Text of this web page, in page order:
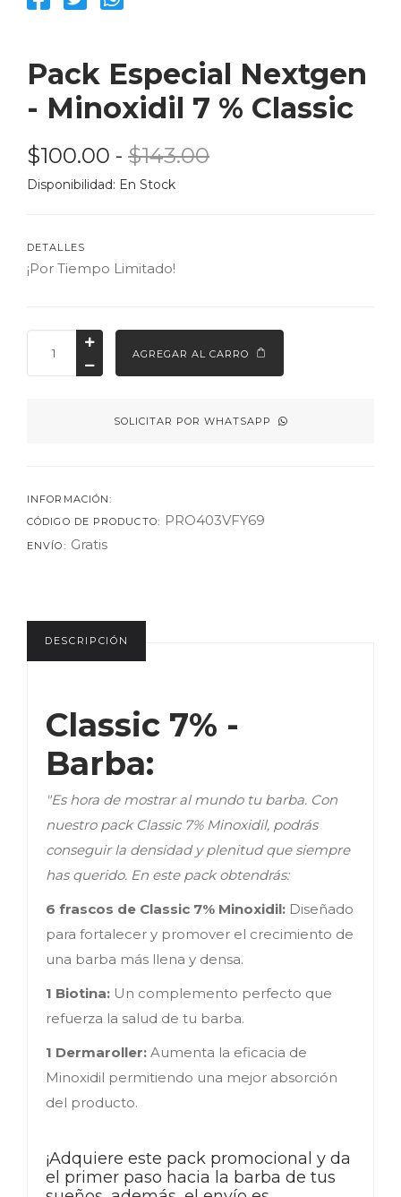
Pack Especial Nextgen
- Minoxidil 7 % Classic
$100.00 - $143.00
Disponibilidad: En Stock
DETALLES
¡Por Tiempo Limitado!
AGREGAR AL CARRO
SOLICITAR POR WHATSAPP
INFORMACIÓN:
CÓDIGO DE PRODUCTO: PRO403VFY69
ENVÍO: Gratis
DESCRIPCIÓN
Classic 7% -
"Es hora de mostrar al mundo tu barba. Con
nuestro pack Classic 7% Minoxidil, podrás
conseguir la densidad y plenitud que siempre
has querido. En este pack obtendrás:
6 frascos de Classic 7% Minoxidil: Diseñado
para fortalecer y promover el crecimiento de
una barba más llena y densa.
1 Biotina: Un complemento perfecto que
refuerza la salud de tu barba.
1 Dermaroller: Aumenta la eficacia de
Minoxidil permitiendo una mejor absorción
del producto.
¡Adquiere este pack promocional y da
el primer paso hacia la barba de tus